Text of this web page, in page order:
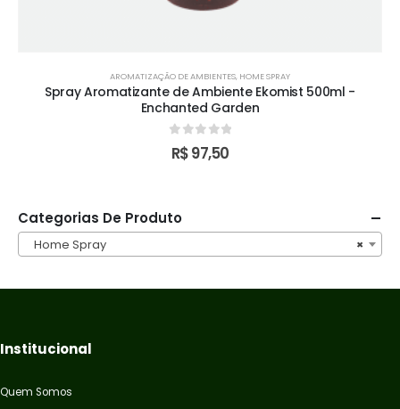
AROMATIZAÇÃO DE AMBIENTES, HOME SPRAY
Spray Aromatizante de Ambiente Ekomist 500ml -
Enchanted Garden
out of 5
R$97,50
Categorias De Produto
×
Home Spray
Institucional
Quem Somos